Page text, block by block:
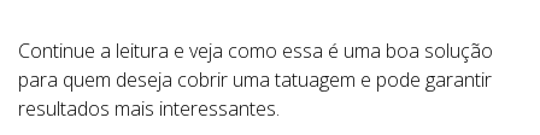
Continue a leitura e veja como essa é uma boa solução
para quem deseja cobrir uma tatuagem e pode garantir
resultados mais interessantes.